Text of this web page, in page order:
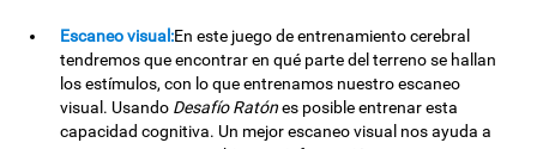
Escaneo visual:En este juego de entrenamiento cerebral
tendremos que encontrar en qué parte del terreno se hallan
los estímulos, con lo que entrenamos nuestro escaneo
visual. Usando Desafío Ratónes posible entrenar esta
capacidad cognitiva. Un mejor escaneo visual nos ayuda a